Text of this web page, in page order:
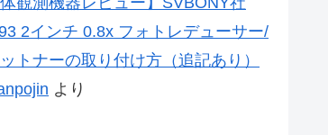
2インチ 0.8x フォトレデューサー/
トナーの取り付け方（追記あり）
より